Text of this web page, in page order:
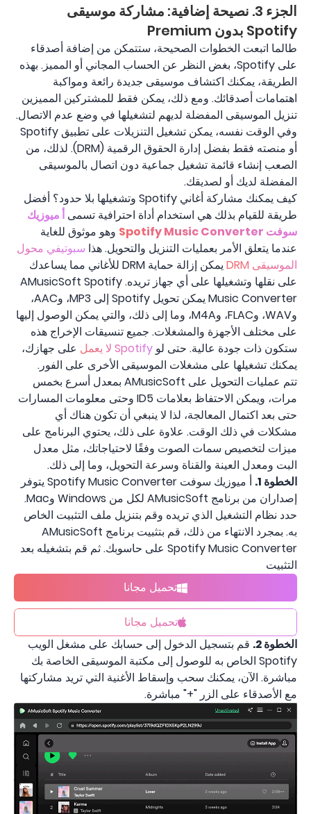
الجزء 3. نصيحة إضافية: مشاركة موسيقى
Spotify بدون Premium
طالما اتبعت الخطوات الصحيحة، ستتمكن من إضافة أصدقاء
على Spotify، بغض النظر عن الحساب المجاني أو المميز. بهذه
الطريقة، يمكنك اكتشاف موسيقى جديدة رائعة ومواكبة
اهتمامات أصدقائك. ومع ذلك، يمكن فقط للمشتركين المميزين
تنزيل الموسيقى المفضلة لديهم لتشغيلها في وضع عدم الاتصال.
وفي الوقت نفسه، يمكن تشغيل التنزيلات على تطبيق Spotify
أو منصته فقط بفضل إدارة الحقوق الرقمية (DRM). لذلك، من
الصعب إنشاء قائمة تشغيل جماعية دون اتصال بالموسيقى
المفضلة لديك أو لصديقك.
كيف يمكنك مشاركة أغاني Spotify وتشغيلها بلا حدود؟ أفضل
طريقة للقيام بذلك هي استخدام أداة احترافية تسمى أ ميوزيك
سوفت Spotify Music Converter
وهو موثوق للغاية
عندما يتعلق الأمر بعمليات التنزيل والتحويل. هذا سبوتيفي محول
الموسيقى DRM
يمكن إزالة حماية DRM للأغاني مما يساعدك
على نقلها وتشغيلها على أي جهاز تريده. AMusicSoft Spotify
Music Converter يمكن تحويل Spotify إلى MP3، وAAC،
وWAV، وFLAC، وM4A، وما إلى ذلك، والتي يمكن الوصول إليها
على مختلف الأجهزة والمشغلات. جميع تنسيقات الإخراج هذه
ستكون ذات جودة عالية. حتى لو Spotify لا يعمل
على جهازك،
يمكنك تشغيلها على مشغلات الموسيقى الأخرى على الفور.
تتم عمليات التحويل على AMusicSoft بمعدل أسرع بخمس
مرات، ويمكن الاحتفاظ بعلامات ID5 وحتى معلومات المسارات
حتى بعد اكتمال المعالجة، لذا لا ينبغي أن تكون هناك أي
مشكلات في ذلك الوقت. علاوة على ذلك، يحتوي البرنامج على
ميزات لتخصيص سمات الصوت وفقًا لاحتياجاتك، مثل معدل
البت ومعدل العينة والقناة وسرعة التحويل، وما إلى ذلك.
الخطوة 1.
أ ميوزيك سوفت Spotify Music Converter يتوفر
إصداران من برنامج AMusicSoft لكل من Windows وMac.
حدد نظام التشغيل الذي تريده وقم بتنزيل ملف التثبيت الخاص
به. بمجرد الانتهاء من ذلك، قم بتثبيت برنامج AMusicSoft
Spotify Music Converter على حاسوبك. ثم قم بتشغيله بعد
التثبيت
تحميل مجانا
تحميل مجانا
الخطوة 2.
قم بتسجيل الدخول إلى حسابك على مشغل الويب
Spotify الخاص به للوصول إلى مكتبة الموسيقى الخاصة بك
مباشرة. الآن، يمكنك سحب وإسقاط الأغنية التي تريد مشاركتها
مع الأصدقاء على الزر "+" مباشرة.